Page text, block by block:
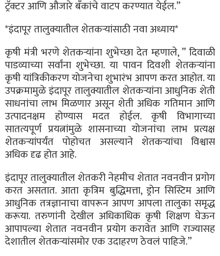
ट्रॅक्टर आणि औजारे बँकांचे वाटप करण्यात येईल.”
*इंदापूर तालुक्यातील शेतकऱ्यांसाठी नवा अध्याय*
कृषी मंत्री भरणे शेतकऱ्यांना शुभेच्छा देत म्हणाले, ” दिवाळी
पाडव्याच्या सर्वांना शुभेच्छा. या पावन दिवशी शेतकऱ्यांना
कृषी यांत्रिकीकरण योजनेचा शुभारंभ आपण करत आहोत. या
उपक्रमामुळे इंदापूर तालुक्यातील शेतकऱ्यांना आधुनिक शेती
साधनांचा लाभ मिळणार असून शेती अधिक गतिमान आणि
उत्पादनक्षम होण्यास मदत होईल. कृषी विभागाच्या
सातत्यपूर्ण प्रयत्नांमुळे शासनाच्या योजनांचा लाभ प्रत्यक्ष
शेतकऱ्यांपर्यंत पोहोचत असल्याने शेतकऱ्यांचा विश्वास
अधिक दृढ होत आहे.
इंदापूर तालुक्यातील शेतकरी नेहमीच शेतात नवनवीन प्रगोग
करत असतात. आता कृत्रिम बुद्धिमत्ता, ड्रोन सिस्टिम आणि
आधुनिक तत्रज्ञानाचा वापरून आपण आपला तालुका समृद्ध
करूया. तरुणांनी देखील अधिकाधिक कृषी शिक्षण घेऊन
आपापल्या शेतात नवनवीन प्रयोग करावेत आणि राज्यासह
देशातील शेतकऱ्यांसमोर एक उदाहरण ठेवलं पाहिजे.”